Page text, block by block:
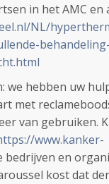
in het AMC en
NL/
we hebben uw
met
van gebruiken.
www.kanker-
bedrijven en
kost dat